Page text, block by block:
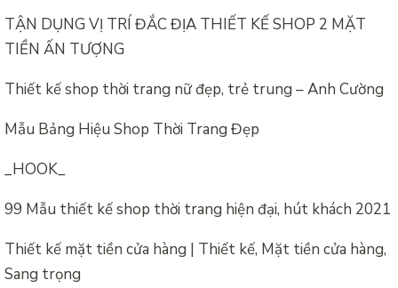
TẬN DỤNG VỊ TRÍ ĐẮC ĐỊA THIẾT KẾ SHOP 2 MẶT
TIỀN ẤN TƯỢNG
Thiết kế shop thời trang nữ đẹp, trẻ trung – Anh Cường
Mẫu Bảng Hiệu Shop Thời Trang Đẹp
_HOOK_
99 Mẫu thiết kế shop thời trang hiện đại, hút khách 2021
Thiết kế mặt tiền cửa hàng | Thiết kế, Mặt tiền cửa hàng,
Sang trọng